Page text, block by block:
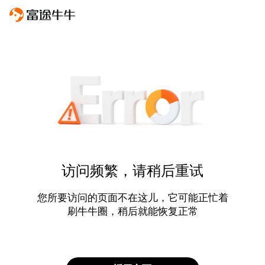
访问频繁，请稍后重试
您所要访问的页面不在这儿，它可能正忙着
刷牛牛圈，稍后就能恢复正常